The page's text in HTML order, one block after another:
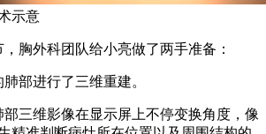
示意
胸外科团队给小亮做了两手准备：
部进行了三维重建。
三维影像在显示屏上不停变换角度，像